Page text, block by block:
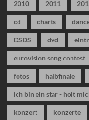
2010 2011
cd charts
DSDS dvd
eurovision song contest
fotos halbfinale
ich bin ein star - holt
konzert konzerte